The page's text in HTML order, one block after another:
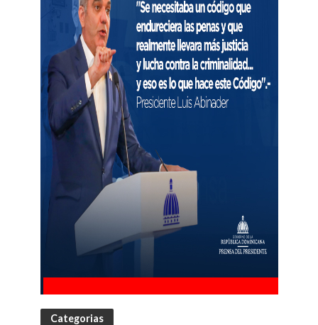
Categorias